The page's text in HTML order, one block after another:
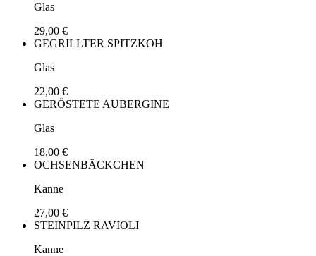
Glas
29,00 €
GEGRILLTER SPITZKOH
Glas
22,00 €
GERÖSTETE AUBERGINE
Glas
18,00 €
OCHSENBÄCKCHEN
Kanne
27,00 €
STEINPILZ RAVIOLI
Kanne